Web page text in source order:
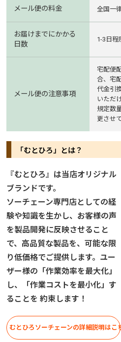
メール便の料金 全国一
お届けまでにかかる
日数
1-3日程
メール便の注意事項
宅配便
合、宅
代金引
いただ
規定数
更させ
「むとひろ」とは？
『むとひろ』は当店オリジナル
ブランドです。
ソーチェーン専門店としての経
験や知識を生かし、お客様の声
を製品開発に反映させること
で、高品質な製品を、可能な限
り低価格でご提供します。ユー
ザー様の「作業効率を最大化」
し、「作業コストを最小化」す
ることを 約束します！
むとひろソーチェーンの詳細説明はこ